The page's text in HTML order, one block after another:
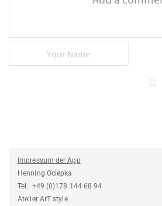
Impressum der App
Henning Ociepka
Tel.: +49 (0)178 144 68 94
Atelier ArT style